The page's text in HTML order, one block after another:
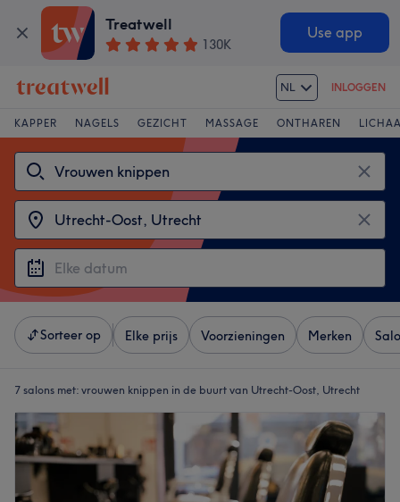
Treatwell
130K
Use app
NL INLOGGEN
KAPPER NAGELS GEZICHT MASSAGE ONTHAREN
Sorteer op Elke prijs Voorzieningen Merken
7 salons met: vrouwen knippen in de buurt van Utrecht-Oost, Utrecht